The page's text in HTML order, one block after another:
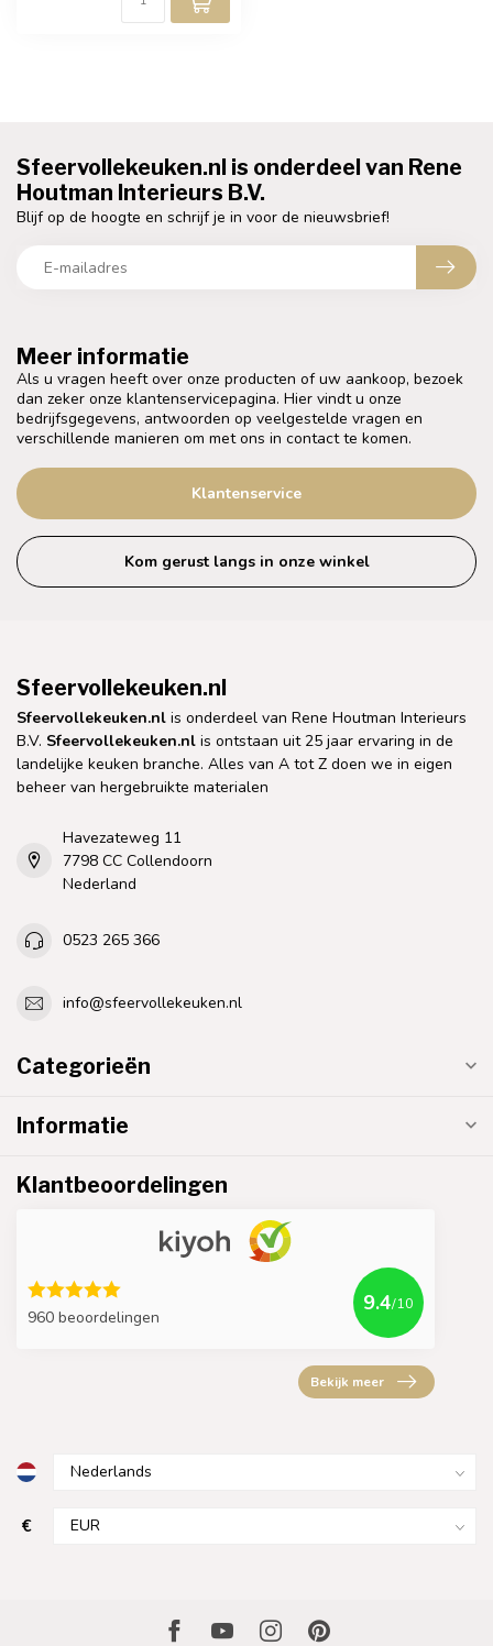
Meer informatie
Als u vragen heeft over onze producten of uw aankoop, bezoek
dan zeker onze klantenservicepagina. Hier vindt u onze
bedrijfsgegevens, antwoorden op veelgestelde vragen en
verschillende manieren om met ons in contact te komen.
Klantenservice
Kom gerust langs in onze winkel
Sfeervollekeuken.nl is onderdeel van Rene
Houtman Interieurs B.V.
Blijf op de hoogte en schrijf je in voor de nieuwsbrief!
Sfeervollekeuken.nl
Sfeervollekeuken.nl is onderdeel van Rene Houtman Interieurs
B.V. Sfeervollekeuken.nl is ontstaan uit 25 jaar ervaring in de
landelijke keuken branche. Alles van A tot Z doen we in eigen
beheer van hergebruikte materialen
Havezateweg 11
7798 CC Collendoorn
Nederland
0523 265 366
info@sfeervollekeuken.nl
Categorieën
Informatie
Klantbeoordelingen
960 beoordelingen
9.4/10
Bekijk meer
€